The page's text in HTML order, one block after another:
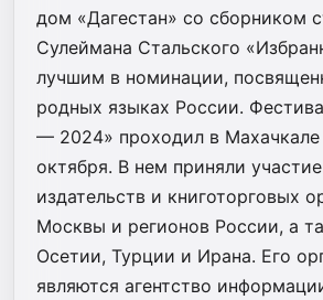
дом «Дагестан» со сборником
Сулеймана Стальского
лучшим в номинации,
родных языках России.
— 2024» проходил в Махачкале
октября. В нем приняли
издательств и книготорговых
Москвы и регионов России, а
Осетии, Турции и Ирана. Его
являются агентство